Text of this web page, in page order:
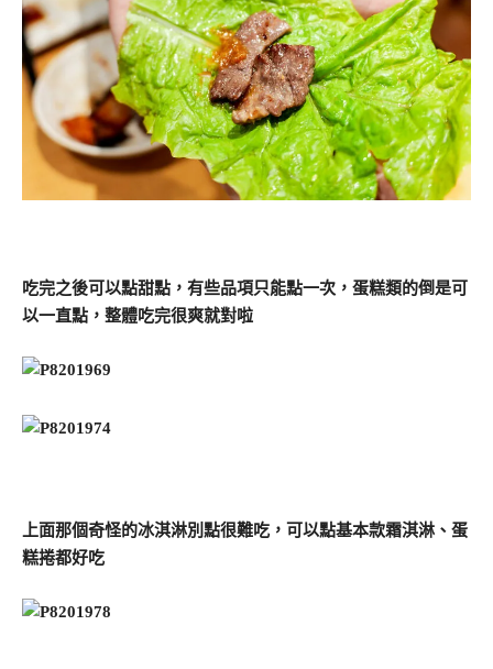
吃完之後可以點甜點，有些品項只能點一次，蛋糕類的倒是可
以一直點，整體吃完很爽就對啦
上面那個奇怪的冰淇淋別點很難吃，可以點基本款霜淇淋、蛋
糕捲都好吃